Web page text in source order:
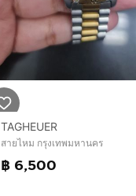
TAGHEUER
สายไหม กรุงเทพมหานคร
฿ 6,500